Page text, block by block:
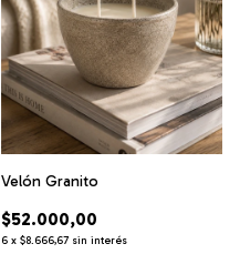
Velón Granito
$52.000,00
6 x $8.666,67 sin interés